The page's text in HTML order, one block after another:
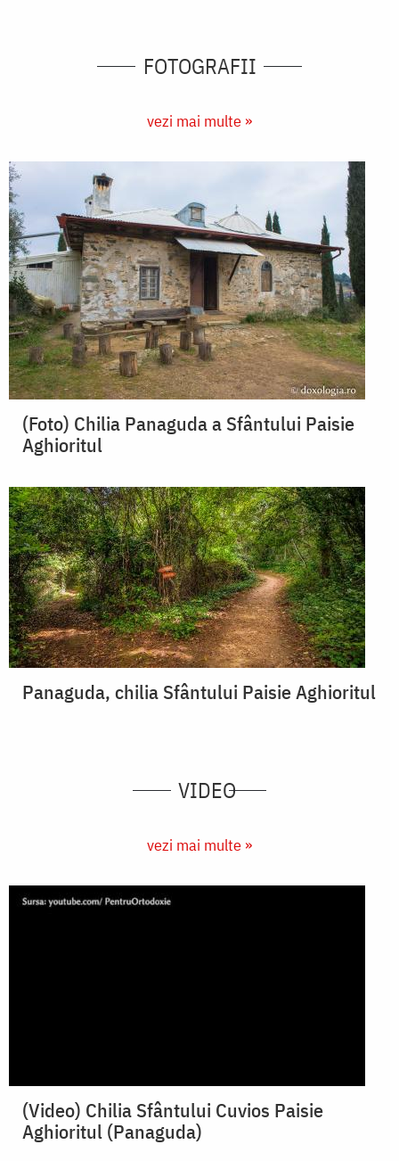
FOTOGRAFII
vezi mai multe »
(Foto) Chilia Panaguda a Sfântului Paisie
Aghioritul
Panaguda, chilia Sfântului Paisie Aghioritul
VIDEO
vezi mai multe »
(Video) Chilia Sfântului Cuvios Paisie
Aghioritul (Panaguda)